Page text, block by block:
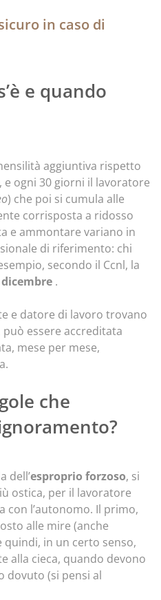
in caso di
e quando
aggiuntiva rispetto
ogni 30 giorni il lavoratore
) che poi si cumula alle
corrisposta a ridosso
e ammontare variano in
di riferimento: chi
secondo il Ccnl, la
.
e datore di lavoro trovano
essere accreditata
mese per mese,
che
dell’esproprio forzoso, si
ostica, per il lavoratore
con l’autonomo. Il primo,
alle mire (anche
in un certo senso,
alla cieca, quando devono
dovuto (si pensi al